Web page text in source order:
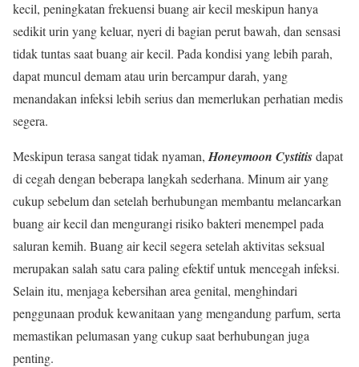
kecil, peningkatan frekuensi buang air kecil meskipun hanya
sedikit urin yang keluar, nyeri di bagian perut bawah, dan sensasi
tidak tuntas saat buang air kecil. Pada kondisi yang lebih parah,
dapat muncul demam atau urin bercampur darah, yang
menandakan infeksi lebih serius dan memerlukan perhatian medis
segera.
Meskipun terasa sangat tidak nyaman, Honeymoon Cystitisdapat
di cegah dengan beberapa langkah sederhana. Minum air yang
cukup sebelum dan setelah berhubungan membantu melancarkan
buang air kecil dan mengurangi risiko bakteri menempel pada
saluran kemih. Buang air kecil segera setelah aktivitas seksual
merupakan salah satu cara paling efektif untuk mencegah infeksi.
Selain itu, menjaga kebersihan area genital, menghindari
penggunaan produk kewanitaan yang mengandung parfum, serta
memastikan pelumasan yang cukup saat berhubungan juga
penting.